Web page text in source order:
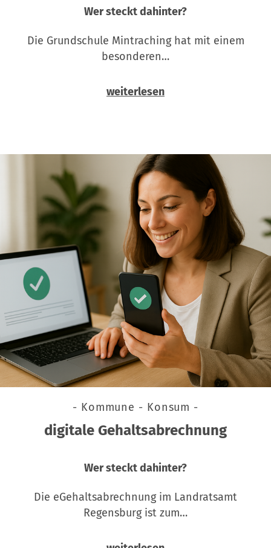
Wer steckt dahinter?
Die Grundschule Mintraching hat mit einem
besonderen…
weiterlesen
- Kommune - Konsum -
digitale Gehaltsabrechnung
Wer steckt dahinter?
Die eGehaltsabrechnung im Landratsamt
Regensburg ist zum…